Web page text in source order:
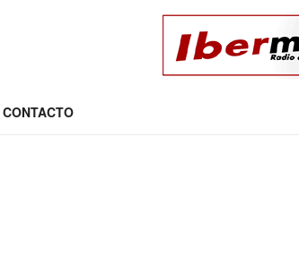
CONTACTO